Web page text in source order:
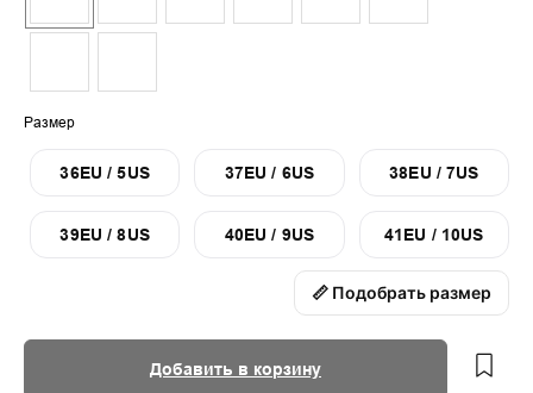
Размер
36EU / 5US 37EU / 6US 38EU / 7US
39EU / 8US 40EU / 9US 41EU / 10US
📏 Подобрать размер
Добавить в корзину